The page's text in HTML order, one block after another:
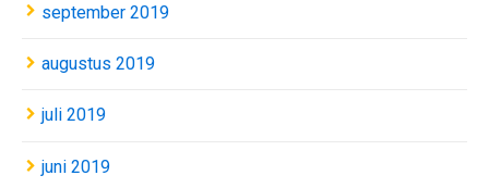
september 2019
augustus 2019
juli 2019
juni 2019